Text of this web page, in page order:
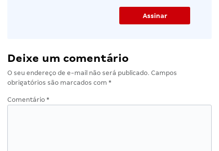
Deixe um comentário
O seu endereço de e-mail não será publicado. Campos
obrigatórios são marcados com *
Comentário *